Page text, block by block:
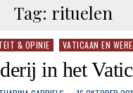
Tag: rituelen
& OPINIE VATICAAN EN
in het